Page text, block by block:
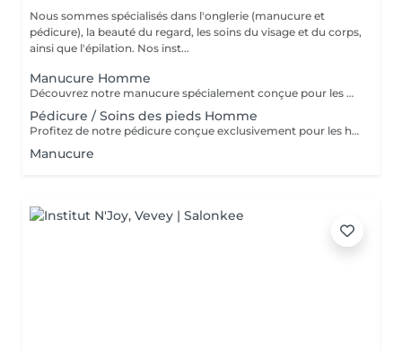
Nous sommes spécialisés dans l'onglerie (manucure et
pédicure), la beauté du regard, les soins du visage et du corps,
ainsi que l'épilation. Nos inst...
Manucure Homme
Découvrez notre manucure spécialement conçue pour les hommes modernes qui apprécient des mains soignées et une allure élégante. Notre manucure pour hommes comprend un soin des ongles, un soin des cuticules, un limage expert, et un massage des mains pour une expérience relaxante. Révélez la beauté naturelle de vos mains avec notre manucure homme.
Pédicure / Soins des pieds Homme
Profitez de notre pédicure conçue exclusivement pour les hommes qui souhaitent prendre soin de leurs pieds avec style et confort. Notre pédicure homme comprend un bain chaud aux huiles essentielles, un traitement approfondi des callosités, un soin minutieux des ongles et des cuticules, un limage professionnel, une exfoliation pour des pieds frais et revitalisés, et un massage relaxant. Offrez à vos pieds l'attention qu'ils méritent ! Profitez d'une expérience relaxante et revitalisante avec notre pédicure homme.
Manucure